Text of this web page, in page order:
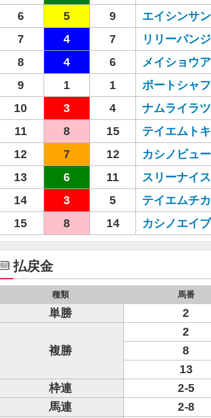
6
5 9 エイシンサ
7
4 7 リリーパン
8
4 6 メイショウ
9
1 1 ボートシャ
10
3 4 ナムライラ
11
8 15 テイエムト
12
7 12 カシノビュ
13
6 11 スリーナイ
14
3 5 テイエムチ
15
8 14 カシノエイ
払戻金
種類 馬番
単勝 2
複勝
2
8
13
枠連
2-5
馬連
2-8